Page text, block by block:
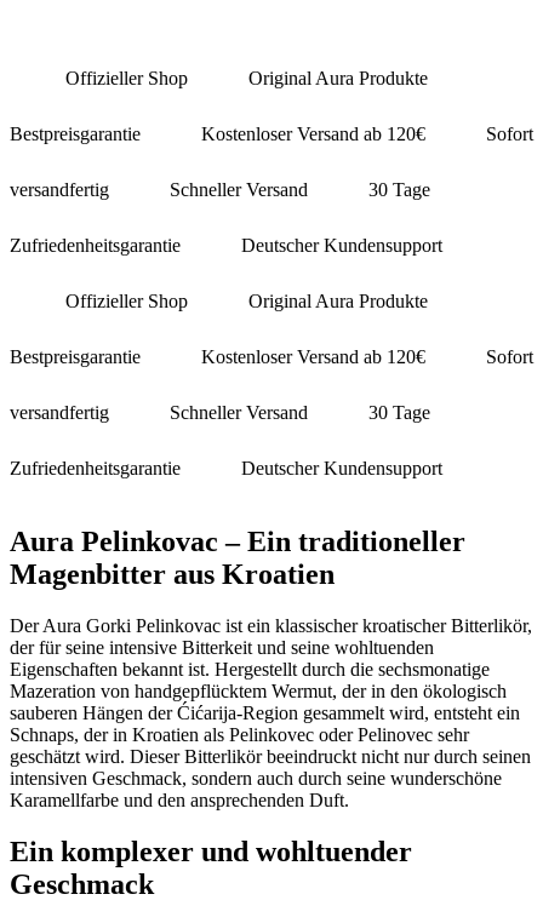
Offizieller Shop Original Aura Produkte
Bestpreisgarantie Kostenloser Versand ab 120€ Sofort
versandfertig Schneller Versand 30 Tage
Zufriedenheitsgarantie Deutscher Kundensupport
Offizieller Shop Original Aura Produkte
Bestpreisgarantie Kostenloser Versand ab 120€ Sofort
versandfertig Schneller Versand 30 Tage
Zufriedenheitsgarantie Deutscher Kundensupport
Aura Pelinkovac – Ein traditioneller
Magenbitter aus Kroatien
Der Aura Gorki Pelinkovac ist ein klassischer kroatischer Bitterlikör,
der für seine intensive Bitterkeit und seine wohltuenden
Eigenschaften bekannt ist. Hergestellt durch die sechsmonatige
Mazeration von handgepflücktem Wermut, der in den ökologisch
sauberen Hängen der Ćićarija-Region gesammelt wird, entsteht ein
Schnaps, der in Kroatien als Pelinkovec oder Pelinovec sehr
geschätzt wird. Dieser Bitterlikör beeindruckt nicht nur durch seinen
intensiven Geschmack, sondern auch durch seine wunderschöne
Karamellfarbe und den ansprechenden Duft.
Ein komplexer und wohltuender
Geschmack